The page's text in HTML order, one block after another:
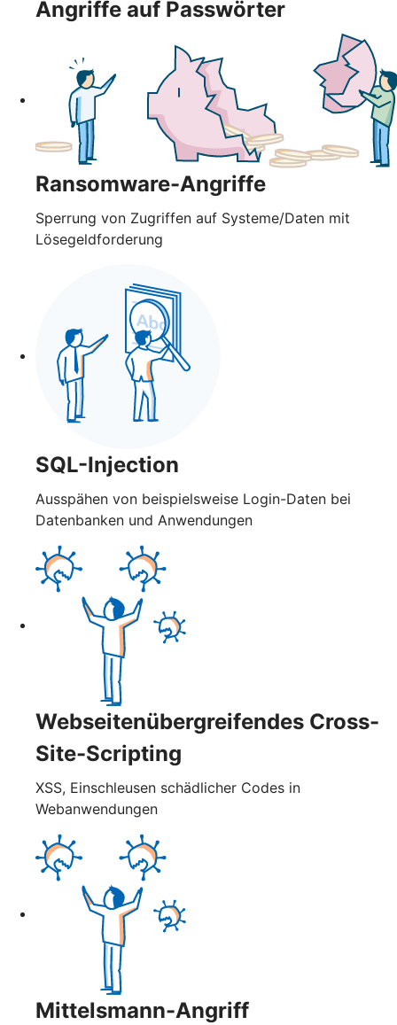
Angriffe auf Passwörter
Ransomware-Angriffe
Sperrung von Zugriffen auf Systeme/Daten mit
Lösegeldforderung
SQL-Injection
Ausspähen von beispielsweise Login-Daten bei
Datenbanken und Anwendungen
Webseitenübergreifendes Cross-
Site-Scripting
XSS, Einschleusen schädlicher Codes in
Webanwendungen
Mittelsmann-Angriff